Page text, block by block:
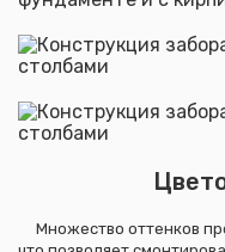
Множество оттенков